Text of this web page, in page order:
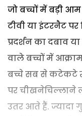
जो बच्चों में बड़ी आम
टीवी या इंटरनैट
प्रदर्शन का दबाव
वाले बच्चों में
बच्चे सब से कटेकटे
पर चीखनेचिल्लाने
उतर आते हैं. ज्यादा